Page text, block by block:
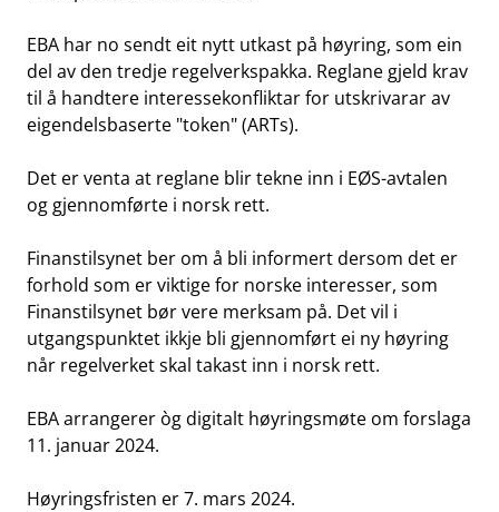
EBA har no sendt eit nytt utkast på høyring, som ein
del av den tredje regelverkspakka. Reglane gjeld krav
til å handtere interessekonfliktar for utskrivarar av
eigendelsbaserte "token" (ARTs).
Det er venta at reglane blir tekne inn i EØS-avtalen
og gjennomførte i norsk rett.
Finanstilsynet ber om å bli informert dersom det er
forhold som er viktige for norske interesser, som
Finanstilsynet bør vere merksam på. Det vil i
utgangspunktet ikkje bli gjennomført ei ny høyring
når regelverket skal takast inn i norsk rett.
EBA arrangerer òg digitalt høyringsmøte om forslaga
11. januar 2024.
Høyringsfristen er 7. mars 2024.